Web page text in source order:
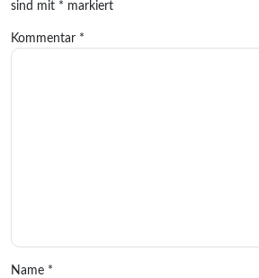
sind mit * markiert
Kommentar *
Name *